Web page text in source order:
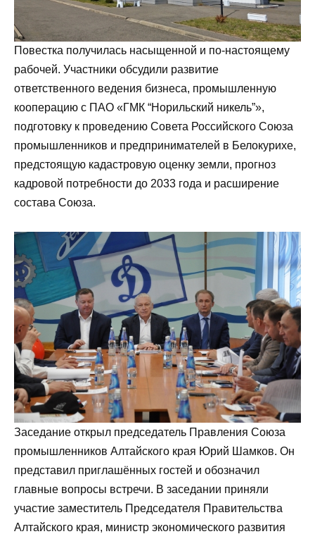
Повестка получилась насыщенной и по-настоящему
рабочей. Участники обсудили развитие
ответственного ведения бизнеса, промышленную
кооперацию с ПАО «ГМК “Норильский никель”»,
подготовку к проведению Совета Российского Союза
промышленников и предпринимателей в Белокурихе,
предстоящую кадастровую оценку земли, прогноз
кадровой потребности до 2033 года и расширение
состава Союза.
Заседание открыл председатель Правления Союза
промышленников Алтайского края Юрий Шамков. Он
представил приглашённых гостей и обозначил
главные вопросы встречи. В заседании приняли
участие заместитель Председателя Правительства
Алтайского края, министр экономического развития